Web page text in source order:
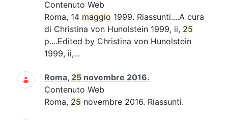
Contenuto Web
Roma, 14 maggio 1999. Riassunti....A cura
di Christina von Hunolstein 1999, ii, 25
p....Edited by Christina von Hunolstein
1999, ii,...
Roma, 25 novembre 2016.
Contenuto Web
Roma, 25 novembre 2016. Riassunti.